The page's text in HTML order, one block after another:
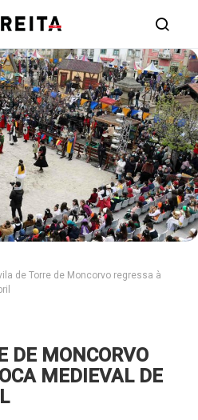
de Torre de Moncorvo regressa à
DE MONCORVO
MEDIEVAL DE